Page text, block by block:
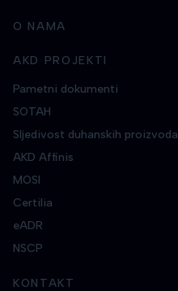
O NAMA
AKD PROJEKTI
Pametni dokumenti
SOTAH
Sljedivost duhanskih proizvoda
AKD Affinis
MOSI
Certilia
eADR
NSCP
KONTAKT